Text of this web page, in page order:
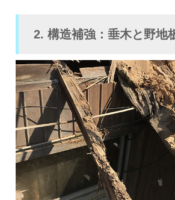
2. 構造補強：垂木と野地